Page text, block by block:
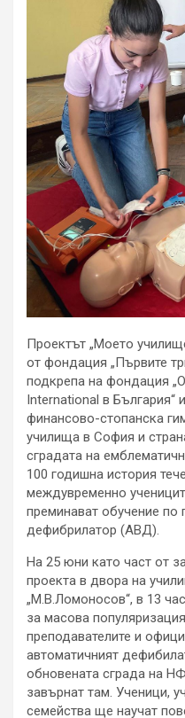
Проектът „Моето
от фондация „Първите
подкрепа на фондация
International в
финансово-стопанска
училища в София и
сградата на
100 годишна история
междувременно
преминават обучение
дефибрилатор (АВД).
На 25 юни като част от
проекта в двора на
„М.В.Ломоносов“, в 13
за масова
преподавателите и
автоматичният
обновената сграда на
завърнат там. Ученици,
семейства ще научат